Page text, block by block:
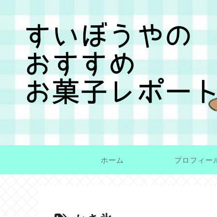
ホーム プロフィー